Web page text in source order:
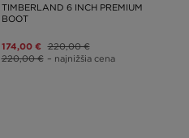
TIMBERLAND 6 INCH PREMIUM
BOOT
174,00 € 220,00 €
220,00 € – najnižšia cena